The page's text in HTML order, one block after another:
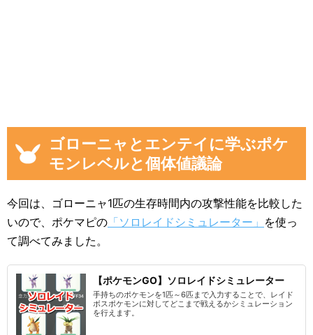
ゴローニャとエンテイに学ぶポケ
モンレベルと個体値議論
今回は、ゴローニャ1匹の生存時間内の攻撃性能を比較した
いので、ポケマピの 「ソロレイドシミュレーター」 を使っ
て調べてみました。
【ポケモンGO】ソロレイドシミュレーター
手持ちのポケモンを1匹～6匹まで入力することで、レイド
ボスポケモンに対してどこまで戦えるかシミュレーション
を行えます。